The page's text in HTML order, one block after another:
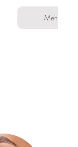
Mehr